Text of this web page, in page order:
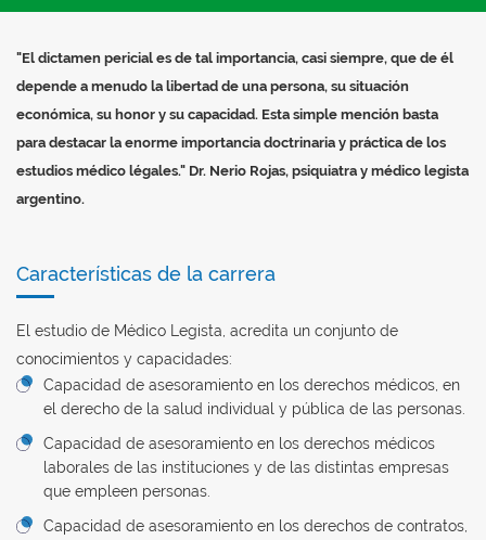
"El dictamen pericial es de tal importancia, casi siempre, que de él
depende a menudo la libertad de una persona, su situación
económica, su honor y su capacidad. Esta simple mención basta
para destacar la enorme importancia doctrinaria y práctica de los
estudios médico légales." Dr. Nerio Rojas, psiquiatra y médico legista
argentino.
Características de la carrera
El estudio de Médico Legista, acredita un conjunto de
conocimientos y capacidades:
Capacidad de asesoramiento en los derechos médicos, en
el derecho de la salud individual y pública de las personas.
Capacidad de asesoramiento en los derechos médicos
laborales de las instituciones y de las distintas empresas
que empleen personas.
Capacidad de asesoramiento en los derechos de contratos,